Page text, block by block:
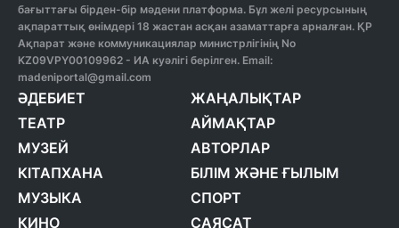
бағыттағы бірден-бір мәдени платформа. Бұл желі ресурсының
ақпараттық өнімдері 18 жастан асқан азаматтарға арналған. ҚР
Ақпарат және коммуникациялар министрлігінің No
KZ09VPY00109962 - ИА куәлігі берілген. Email:
madeniportal@gmail.com
ӘДЕБИЕТ
ТЕАТР
МУЗЕЙ
КІТАПХАНА
МУЗЫКА
КИНО
ЖАҢАЛЫҚТАР
АЙМАҚТАР
АВТОРЛАР
БІЛІМ ЖӘНЕ ҒЫЛЫМ
СПОРТ
САЯСАТ